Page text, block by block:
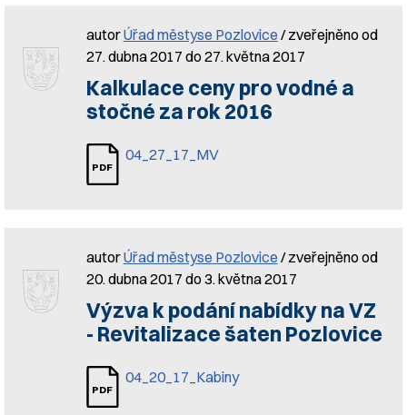
autorÚřad městyse Pozlovice / zveřejněno od
27. dubna 2017 do 27. května 2017
Kalkulace ceny pro vodné a
stočné za rok 2016
04_27_17_MV
autorÚřad městyse Pozlovice / zveřejněno od
20. dubna 2017 do 3. května 2017
Výzva k podání nabídky na VZ
- Revitalizace šaten Pozlovice
04_20_17_Kabiny